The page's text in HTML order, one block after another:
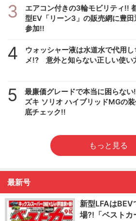
3
エアコン付きの3輪モビリティ!!
型EV「リーン3」の販売網に豊田
参加!!
4
ウォッシャー液は水道水で代用
メ!? 意外と知らない正しい使い
5
最廉価グレードで本当に困らな
ズキ ソリオ ハイブリッドMGの
底チェック!!
もっと見る
最新号
新型LFAはBEV
場?!「ベストカ